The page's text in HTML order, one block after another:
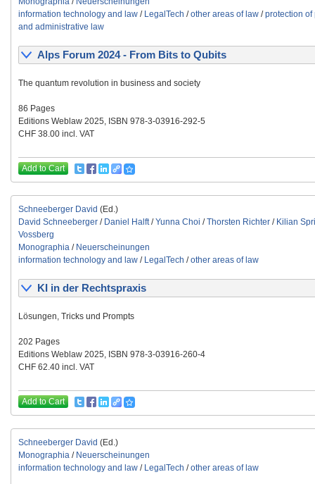
information technology and law / LegalTech /other areas of law /protection of
and administrative law
Alps Forum 2024 - From Bits to Qubits
The quantum revolution in business and society
86 Pages
Editions Weblaw 2025, ISBN 978-3-03916-292-5
CHF 38.00 incl. VAT
Add to Cart
Schneeberger David (Ed.)
David Schneeberger / Daniel Halft/Yunna Choi /Thorsten Richter / Kilian
Vossberg
Monographia / Neuerscheinungen
information technology and law / LegalTech /other areas of law
KI in der Rechtspraxis
Lösungen, Tricks und Prompts
202 Pages
Editions Weblaw 2025, ISBN 978-3-03916-260-4
CHF 62.40 incl. VAT
Add to Cart
Schneeberger David (Ed.)
Monographia / Neuerscheinungen
information technology and law / LegalTech /other areas of law